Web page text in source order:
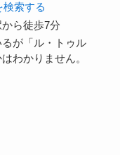
索する
ら徒歩7分
が「ル・トゥル
わかりません。